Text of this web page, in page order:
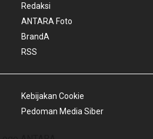
Redaksi
ANTARA Foto
BrandA
RSS
Kebijakan Cookie
Pedoman Media Siber